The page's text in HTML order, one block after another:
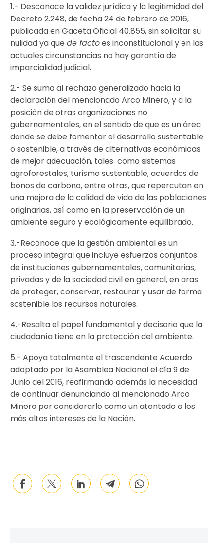
1.- Desconoce la validez jurídica y la legitimidad del
Decreto 2.248, de fecha 24 de febrero de 2016,
publicada en Gaceta Oficial 40.855, sin solicitar su
nulidad ya que de factoes inconstitucional y en las
actuales circunstancias no hay garantía de
imparcialidad judicial.
2.- Se suma al rechazo generalizado hacia la
declaración del mencionado Arco Minero, y a la
posición de otras organizaciones no
gubernamentales, en el sentido de que es un área
donde se debe fomentar el desarrollo sustentable
o sostenible, a través de alternativas económicas
de mejor adecuación, tales como sistemas
agroforestales, turismo sustentable, acuerdos de
bonos de carbono, entre otras, que repercutan en
una mejora de la calidad de vida de las poblaciones
originarias, así como en la preservación de un
ambiente seguro y ecológicamente equilibrado.
3.-Reconoce que la gestión ambiental es un
proceso integral que incluye esfuerzos conjuntos
de instituciones gubernamentales, comunitarias,
privadas y de la sociedad civil en general, en aras
de proteger, conservar, restaurar y usar de forma
sostenible los recursos naturales.
4.-Resalta el papel fundamental y decisorio que la
ciudadanía tiene en la protección del ambiente.
5.- Apoya totalmente el trascendente Acuerdo
adoptado por la Asamblea Nacional el día 9 de
Junio del 2016, reafirmando además la necesidad
de continuar denunciando al mencionado Arco
Minero por considerarlo como un atentado a los
más altos intereses de la Nación.